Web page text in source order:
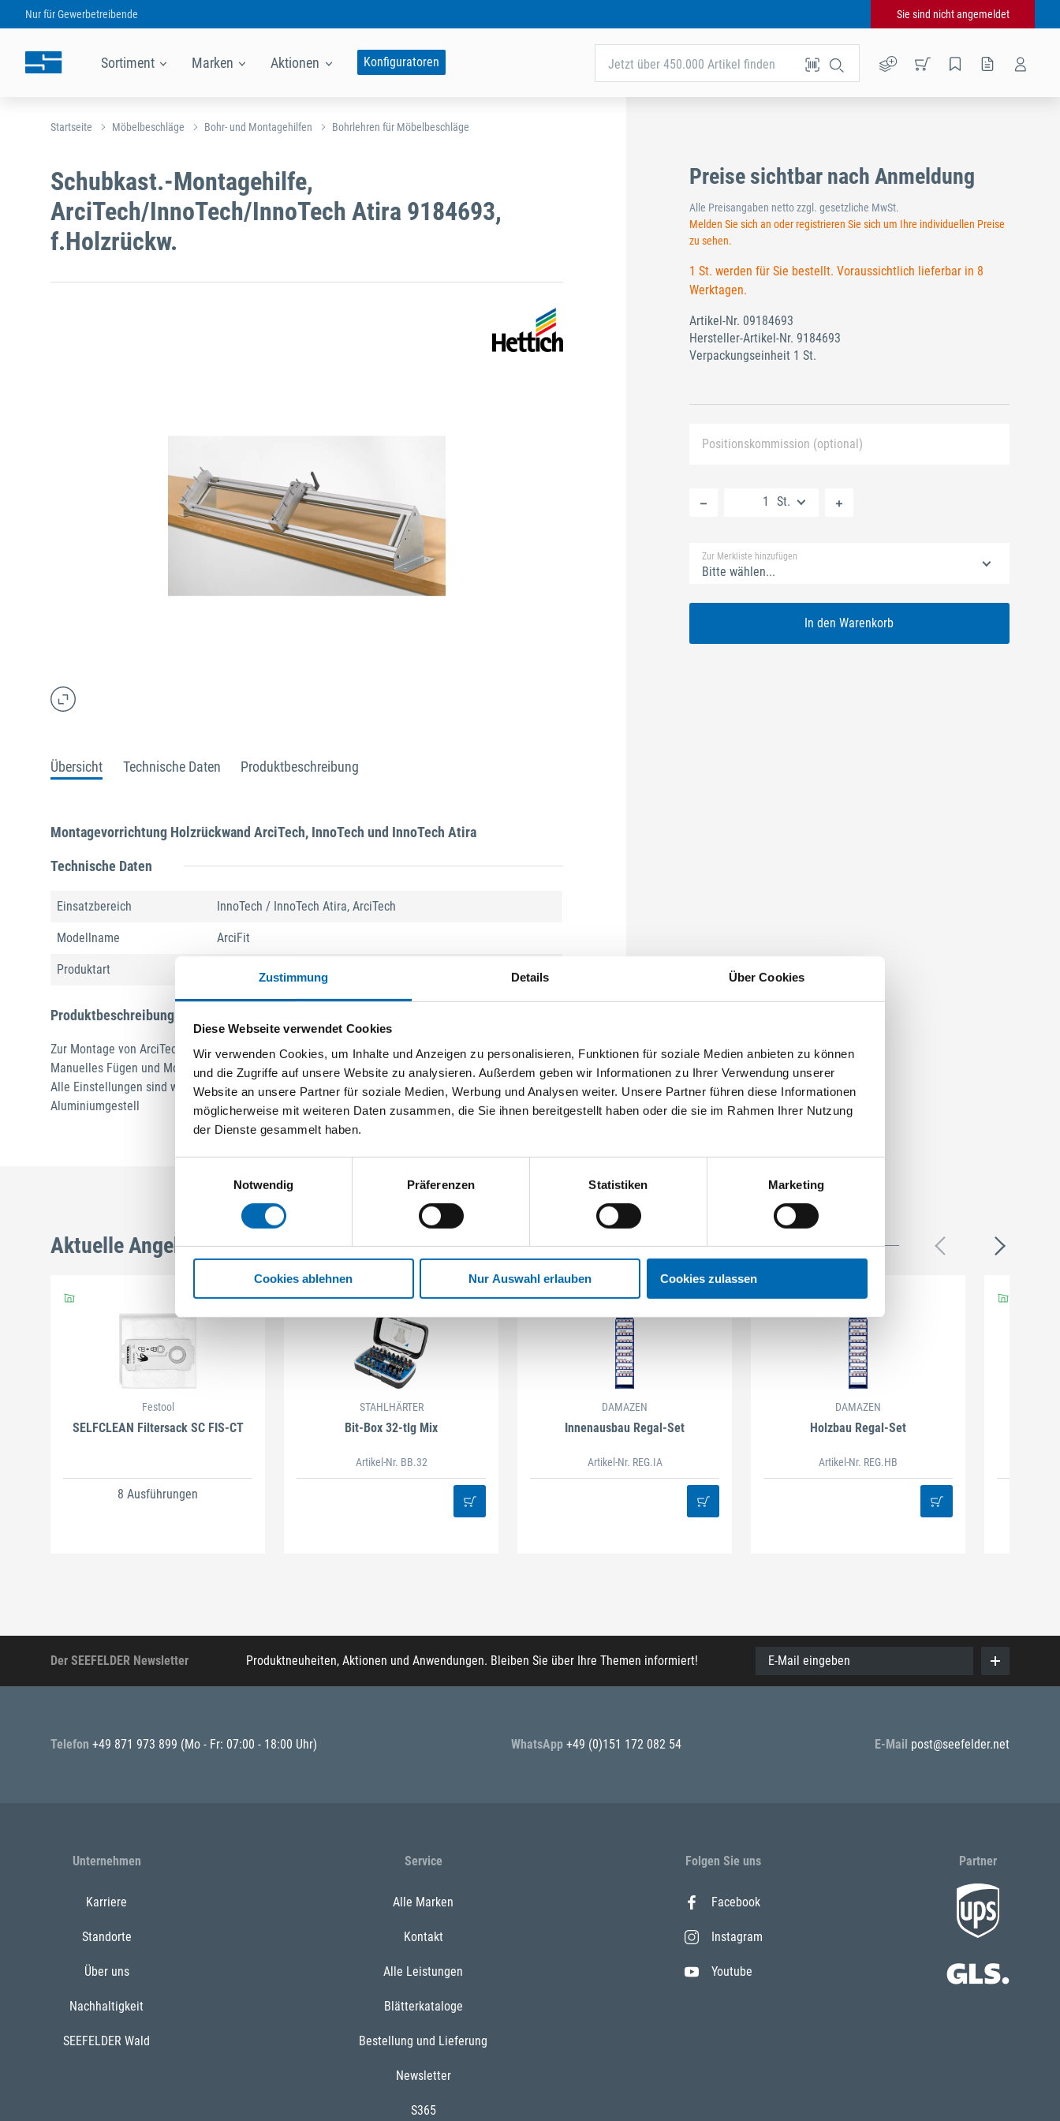
Zustimmung Details Über Cookies
Diese Webseite verwendet Cookies
Wir verwenden Cookies, um Inhalte und Anzeigen zu personalisieren, Funktionen für soziale Medien anbieten zu können
und die Zugriffe auf unsere Website zu analysieren. Außerdem geben wir Informationen zu Ihrer Verwendung unserer
Website an unsere Partner für soziale Medien, Werbung und Analysen weiter. Unsere Partner führen diese Informationen
möglicherweise mit weiteren Daten zusammen, die Sie ihnen bereitgestellt haben oder die sie im Rahmen Ihrer Nutzung
der Dienste gesammelt haben.
Notwendig
Präferenzen Statistiken Marketing
Cookies ablehnen Nur Auswahl erlauben Cookies zulassen
Nur fürGewerbetreibende Sie sind nicht angemeldet
Sortiment Marken Aktionen Konfiguratoren Jetzt über 450.000 Artikel finden
Startseite Möbelbeschläge Bohr- und Montagehilfen Bohrlehren für Möbelbeschläge
Schubkast.-Montagehilfe,
ArciTech/InnoTech/InnoTech Atira 9184693,
f.Holzrückw.
Übersicht Technische Daten Produktbeschreibung
Montagevorrichtung Holzrückwand ArciTech, InnoTech und InnoTech Atira
Technische Daten
Einsatzbereich InnoTech / InnoTech Atira, ArciTech
Modellname ArciFit
Produktart
Produktbeschreibung
Zur Montage von ArciTech / InnoTech / InnoTech Atira Holz- und Aluminiumrückwänden
Manuelles Fügen und Montieren
Alle Einstellungen sind werkzeuglos durchführbar
Aluminiumgestell
Preise sichtbar nach Anmeldung
Alle Preisangaben netto zzgl. gesetzliche MwSt.
Melden Sie sich an oder registrieren Sie sich um Ihre individuellen Preise
zu sehen.
1 St. werden für Sie bestellt. Voraussichtlich lieferbar in 8
Werktagen.
Artikel-Nr. 09184693
Hersteller-Artikel-Nr. 9184693
Verpackungseinheit 1 St.
Positionskommission (optional)
St.
Zur Merkliste hinzufügen
Bitte wählen...
In den Warenkorb
Aktuelle Angebote
Festool
SELFCLEAN Filtersack SC FIS-CT
8 Ausführungen
STAHLHÄRTER
Bit-Box 32-tlg Mix
Artikel-Nr. BB.32
DAMAZEN
Innenausbau Regal-Set
Artikel-Nr. REG.IA
DAMAZEN
Holzbau Regal-Set
Artikel-Nr. REG.HB
Der SEEFELDER Newsletter Produktneuheiten, Aktionen und Anwendungen. Bleiben Sie über Ihre Themen informiert! E-Mail eingeben
Telefon +49 871 973 899 (Mo - Fr: 07:00 - 18:00 Uhr) WhatsApp +49 (0)151 172 082 54 E-Mail post@seefelder.net
Unternehmen
Karriere
Standorte
Über uns
Nachhaltigkeit
SEEFELDER Wald
Service
Alle Marken
Kontakt
Alle Leistungen
Blätterkataloge
Bestellung und Lieferung
Newsletter
S365
Folgen Sie uns
Facebook
Instagram
Youtube
Partner